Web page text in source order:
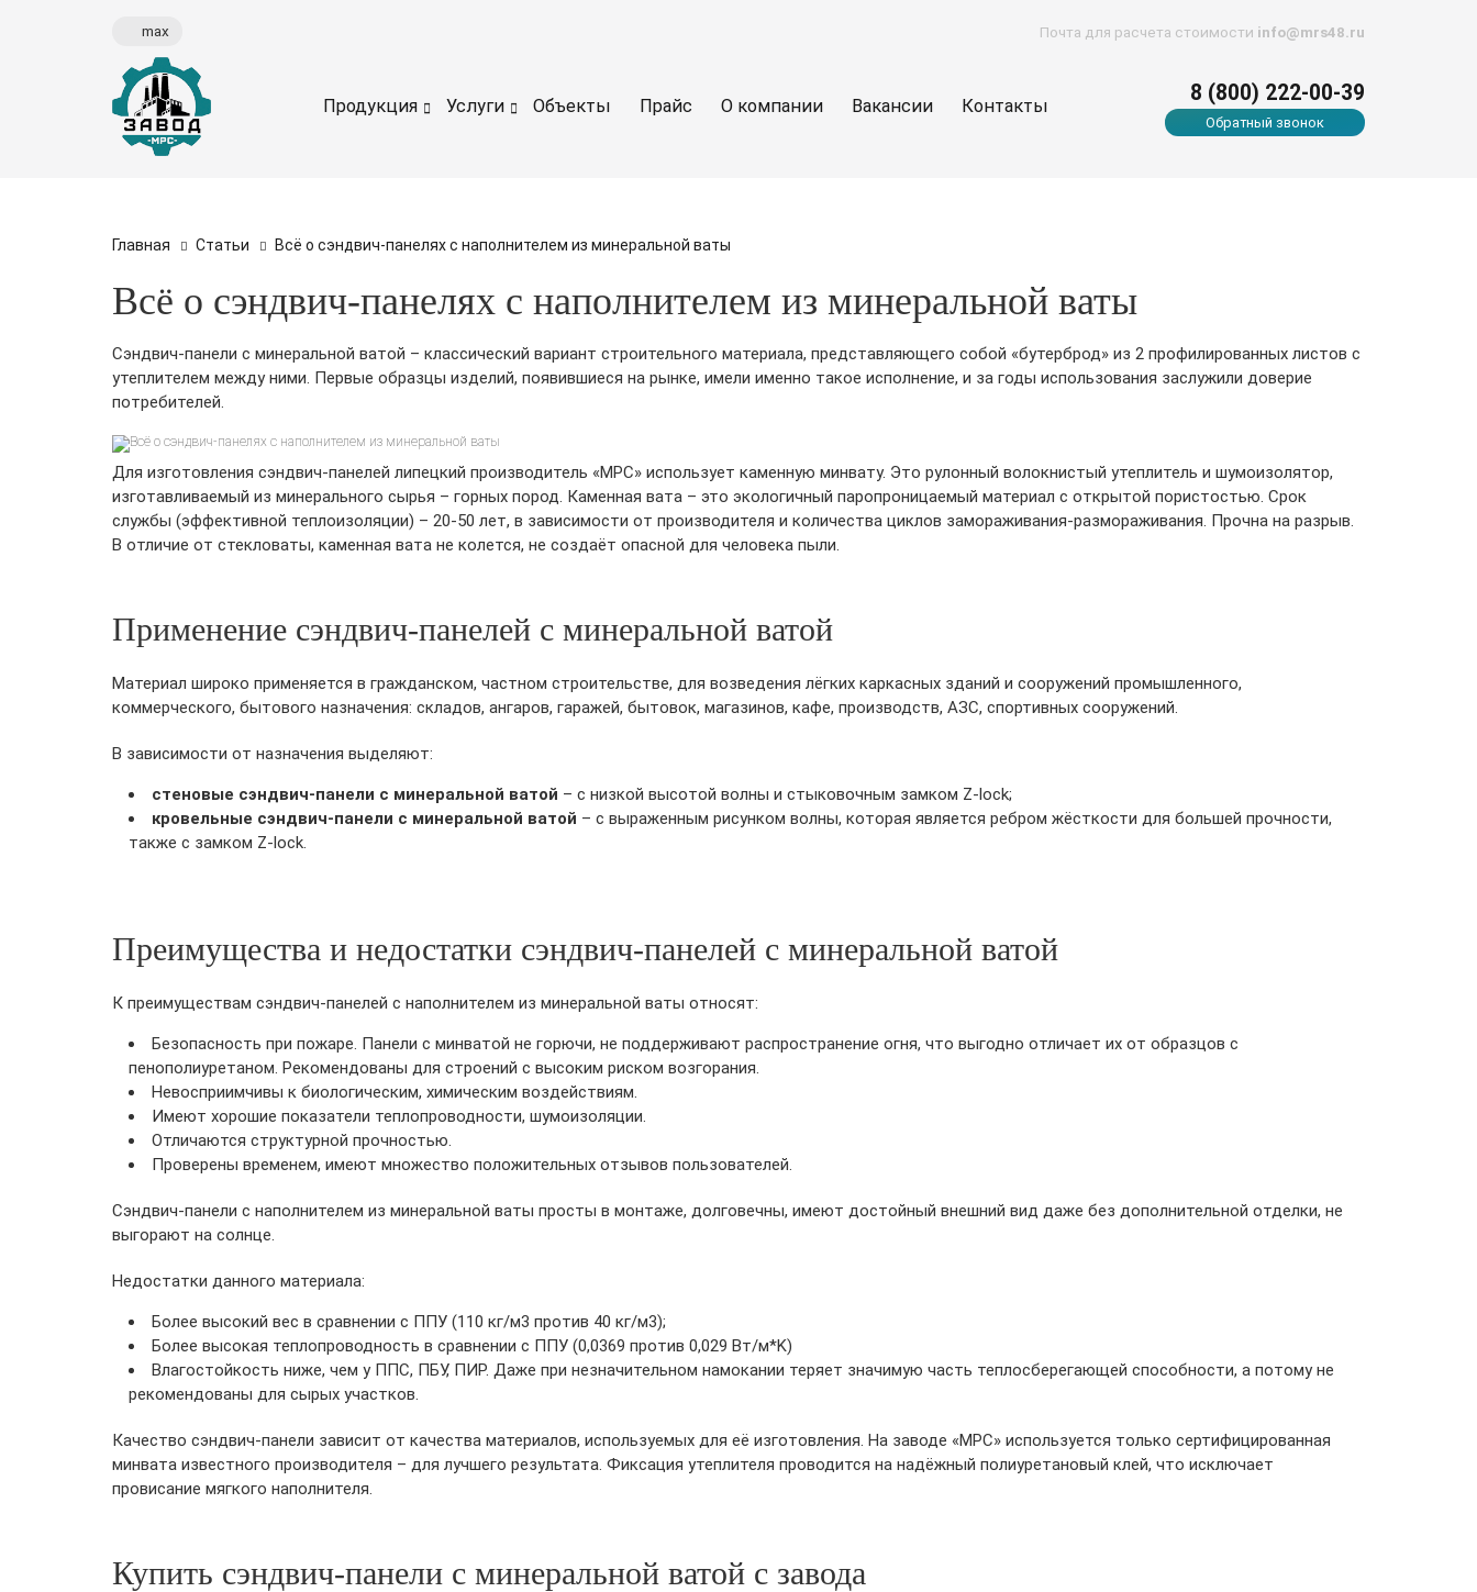
max Почта для расчета стоимости info@mrs48.ru
Продукция Услуги Объекты Прайс О компании Вакансии Контакты
8 (800) 222-00-39
Обратный звонок
Главная Статьи Всё о сэндвич-панелях с наполнителем из минеральной ваты
Всё о сэндвич-панелях с наполнителем из минеральной ваты
Сэндвич-панели с минеральной ватой – классический вариант строительного материала, представляющего собой «бутерброд» из 2 профилированных листов с
утеплителем между ними. Первые образцы изделий, появившиеся на рынке, имели именно такое исполнение, и за годы использования заслужили доверие
потребителей.
Для изготовления сэндвич-панелей липецкий производитель «МРС» использует каменную минвату. Это рулонный волокнистый утеплитель и шумоизолятор,
изготавливаемый из минерального сырья – горных пород. Каменная вата – это экологичный паропроницаемый материал с открытой пористостью. Срок
службы (эффективной теплоизоляции) – 20-50 лет, в зависимости от производителя и количества циклов замораживания-размораживания. Прочна на разрыв.
В отличие от стекловаты, каменная вата не колется, не создаёт опасной для человека пыли.
Применение сэндвич-панелей с минеральной ватой
Материал широко применяется в гражданском, частном строительстве, для возведения лёгких каркасных зданий и сооружений промышленного,
коммерческого, бытового назначения: складов, ангаров, гаражей, бытовок, магазинов, кафе, производств, АЗС, спортивных сооружений.
В зависимости от назначения выделяют:
стеновые сэндвич-панели с минеральной ватой – с низкой высотой волны и стыковочным замком Z-lock;
кровельные сэндвич-панели с минеральной ватой – с выраженным рисунком волны, которая является ребром жёсткости для большей прочности,
также с замком Z-lock.
Преимущества и недостатки сэндвич-панелей с минеральной ватой
К преимуществам сэндвич-панелей с наполнителем из минеральной ваты относят:
Безопасность при пожаре. Панели с минватой не горючи, не поддерживают распространение огня, что выгодно отличает их от образцов с
пенополиуретаном. Рекомендованы для строений с высоким риском возгорания.
Невосприимчивы к биологическим, химическим воздействиям.
Имеют хорошие показатели теплопроводности, шумоизоляции.
Отличаются структурной прочностью.
Проверены временем, имеют множество положительных отзывов пользователей.
Сэндвич-панели с наполнителем из минеральной ваты просты в монтаже, долговечны, имеют достойный внешний вид даже без дополнительной отделки, не
выгорают на солнце.
Недостатки данного материала:
Более высокий вес в сравнении с ППУ (110 кг/м3 против 40 кг/м3);
Более высокая теплопроводность в сравнении с ППУ (0,0369 против 0,029 Вт/м*K)
Влагостойкость ниже, чем у ППС, ПБУ, ПИР. Даже при незначительном намокании теряет значимую часть теплосберегающей способности, а потому не
рекомендованы для сырых участков.
Качество сэндвич-панели зависит от качества материалов, используемых для её изготовления. На заводе «МРС» используется только сертифицированная
минвата известного производителя – для лучшего результата. Фиксация утеплителя проводится на надёжный полиуретановый клей, что исключает
провисание мягкого наполнителя.
Купить сэндвич-панели с минеральной ватой с завода